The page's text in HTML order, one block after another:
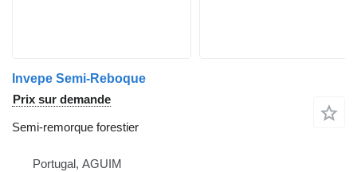
Invepe Semi-Reboque
Prix sur demande
Semi-remorque forestier
Portugal, AGUIM